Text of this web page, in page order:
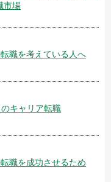
市場
職を考えている人へ
キャリア転職
職を成功させるため